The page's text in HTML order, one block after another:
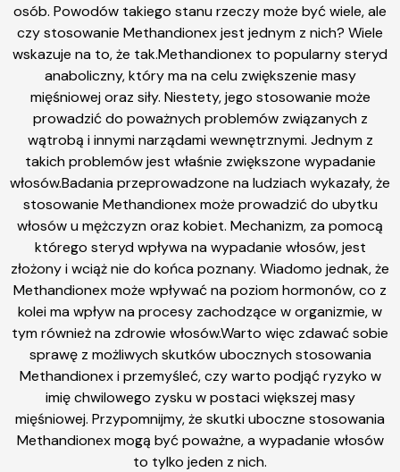
osób. Powodów takiego stanu rzeczy może być wiele, ale
czy stosowanie Methandionex jest jednym z nich? Wiele
wskazuje na to, że tak.Methandionex to popularny steryd
anaboliczny, który ma na celu zwiększenie masy
mięśniowej oraz siły. Niestety, jego stosowanie może
prowadzić do poważnych problemów związanych z
wątrobą i innymi narządami wewnętrznymi. Jednym z
takich problemów jest właśnie zwiększone wypadanie
włosów.Badania przeprowadzone na ludziach wykazały, że
stosowanie Methandionex może prowadzić do ubytku
włosów u mężczyzn oraz kobiet. Mechanizm, za pomocą
którego steryd wpływa na wypadanie włosów, jest
złożony i wciąż nie do końca poznany. Wiadomo jednak, że
Methandionex może wpływać na poziom hormonów, co z
kolei ma wpływ na procesy zachodzące w organizmie, w
tym również na zdrowie włosów.Warto więc zdawać sobie
sprawę z możliwych skutków ubocznych stosowania
Methandionex i przemyśleć, czy warto podjąć ryzyko w
imię chwilowego zysku w postaci większej masy
mięśniowej. Przypomnijmy, że skutki uboczne stosowania
Methandionex mogą być poważne, a wypadanie włosów
to tylko jeden z nich.